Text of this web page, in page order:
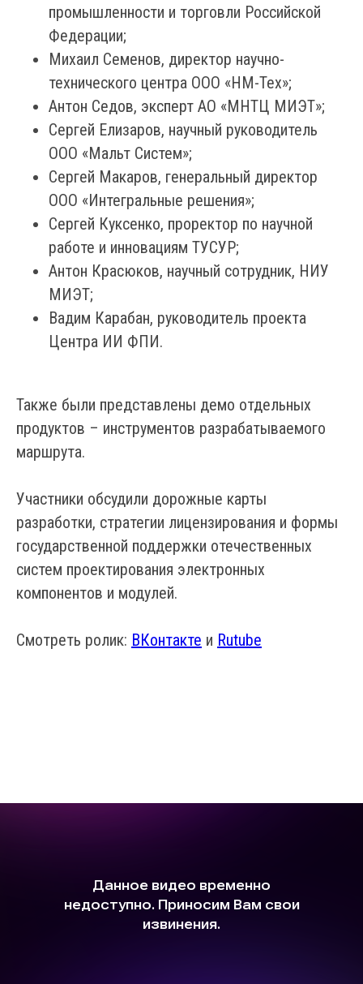
промышленности и торговли Российской
Федерации;
Михаил Семенов, директор научно-
технического центра ООО «НМ-Тех»;
Антон Седов, эксперт АО «МНТЦ МИЭТ»;
Сергей Елизаров, научный руководитель
ООО «Мальт Систем»;
Сергей Макаров, генеральный директор
ООО «Интегральные решения»;
Сергей Куксенко, проректор по научной
работе и инновациям ТУСУР;
Антон Красюков, научный сотрудник, НИУ
МИЭТ;
Вадим Карабан, руководитель проекта
Центра ИИ ФПИ.
Также были представлены демо отдельных
продуктов – инструментов разрабатываемого
маршрута.
Участники обсудили дорожные карты
разработки, стратегии лицензирования и формы
государственной поддержки отечественных
систем проектирования электронных
компонентов и модулей.
Смотреть ролик: ВКонтакте и Rutube